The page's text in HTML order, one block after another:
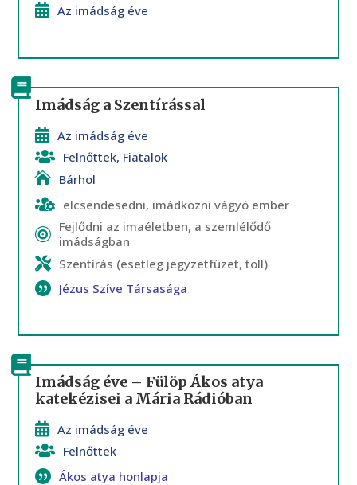
Az imádság éve
Imádság a Szentírással
Az imádság éve
Felnőttek, Fiatalok
Bárhol
elcsendesedni, imádkozni vágyó ember
Fejlődni az imaéletben, a szemlélődő
imádságban
Szentírás (esetleg jegyzetfüzet, toll)
Jézus Szíve Társasága
Imádság éve – Fülöp Ákos atya
katekézisei a Mária Rádióban
Az imádság éve
Felnőttek
Ákos atya honlapja